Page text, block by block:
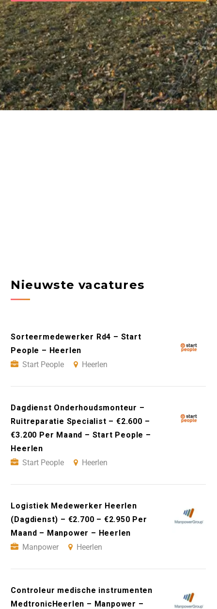
Nieuwste vacatures
Sorteermedewerker Rd4 – Start
People – Heerlen
Start People
Heerlen
Dagdienst Onderhoudsmonteur –
Ruitreparatie Specialist – €2.600 –
€3.200 Per Maand – Start People –
Heerlen
Start People
Heerlen
Logistiek Medewerker Heerlen
(Dagdienst) – €2.700 – €2.950 Per
Maand – Manpower – Heerlen
Manpower
Heerlen
Controleur medische instrumenten
MedtronicHeerlen – Manpower –